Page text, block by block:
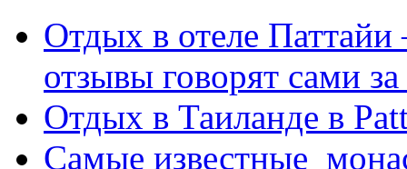
Отдых в отеле
отзывы говорят сами за
Отдых в Таиланде в
Самые известные